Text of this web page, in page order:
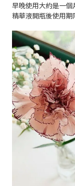
早晚使用大約是一
精華液開瓶後使用期